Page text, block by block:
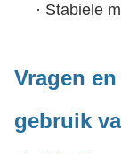
· Stabiele
Vragen
gebruik